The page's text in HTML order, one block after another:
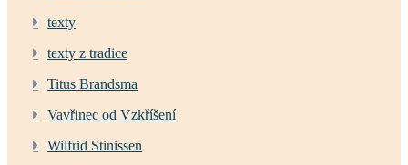
texty
texty z tradice
Titus Brandsma
Vavřinec od Vzkříšení
Wilfrid Stinissen